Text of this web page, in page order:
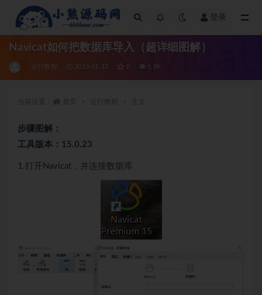
登录
Navicat如何把数据库导入（超详细图解）
运行教程 2023-01-12 0 1.8K
步骤图解：
工具版本：15.0.23
1.打开Navicat，并连接数据库